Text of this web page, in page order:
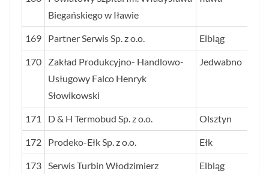
Biegańskiego w Iławie
169 Partner Serwis Sp. z o.o. Elbląg
170
Zakład Produkcyjno- Handlowo-
Usługowy Falco Henryk
Słowikowski
Jedwabno
171 D & H Termobud Sp. z o.o. Olsztyn
172 Prodeko-Ełk Sp. z o.o. Ełk
173 Serwis Turbin Włodzimierz
Elbląg